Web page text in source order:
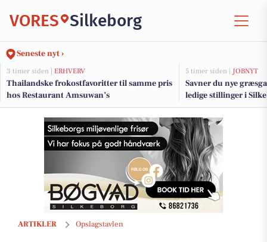
VORES Silkeborg
Seneste nyt ›
3 timer siden | ERHVERV
Thailandske frokostfavoritter til samme pris
hos Restaurant Amsuwan’s
5 timer siden | JOBNYT
Savner du nye
ledige stillinger i
ARTIKLER Opslagstavlen
Granli Velvære har åbent for booking af Kranio-Sakral terapi fra uge